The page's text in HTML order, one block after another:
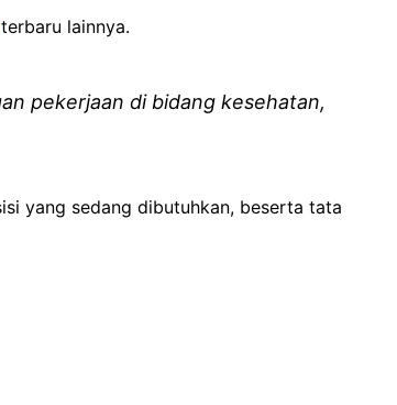
terbaru lainnya.
pekerjaan di bidang kesehatan,
yang sedang dibutuhkan, beserta tata